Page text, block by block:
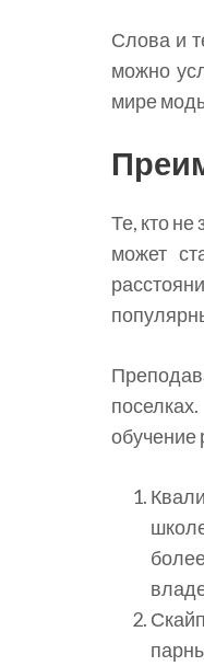
Слова и
можно
мире
Те, кто
может
обучение